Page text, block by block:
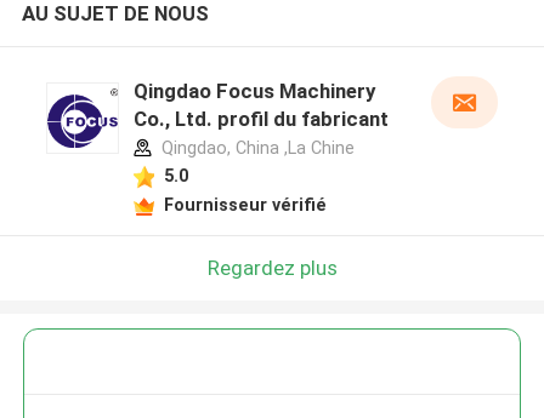
Nous vous rappellerons bientôt!
AU SUJET DE NOUS
Qingdao Focus Machinery
Co., Ltd. profil du fabricant
Qingdao, China ,La Chine
5.0
Fournisseur vérifié
Regardez plus